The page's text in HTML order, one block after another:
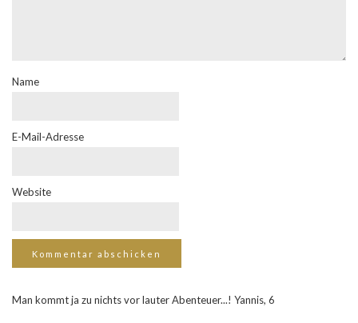
Name
E-Mail-Adresse
Website
Man kommt ja zu nichts vor lauter Abenteuer...! Yannis, 6